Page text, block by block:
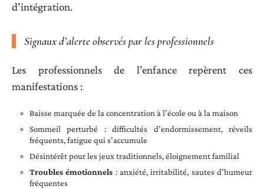
d’intégration.
Signaux d’alerte observés par les professionnels
Les professionnels de l’enfance repèrent ces
manifestations :
Baisse marquée de la concentration à l’école ou à la maison
Sommeil perturbé : difficultés d’endormissement, réveils
fréquents, fatigue qui s’accumule
Désintérêt pour les jeux traditionnels, éloignement familial
Troubles émotionnels : anxiété, irritabilité, sautes d’humeur
fréquentes